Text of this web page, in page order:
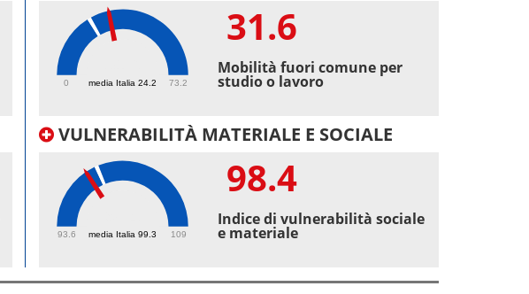
media Italia 24.2
0 73.2
31.6
Mobilità fuori comune per
studio o lavoro
VULNERABILITÀ MATERIALE E SOCIALE
media Italia 99.3
93.6 109
98.4
Indice di vulnerabilità sociale
e materiale